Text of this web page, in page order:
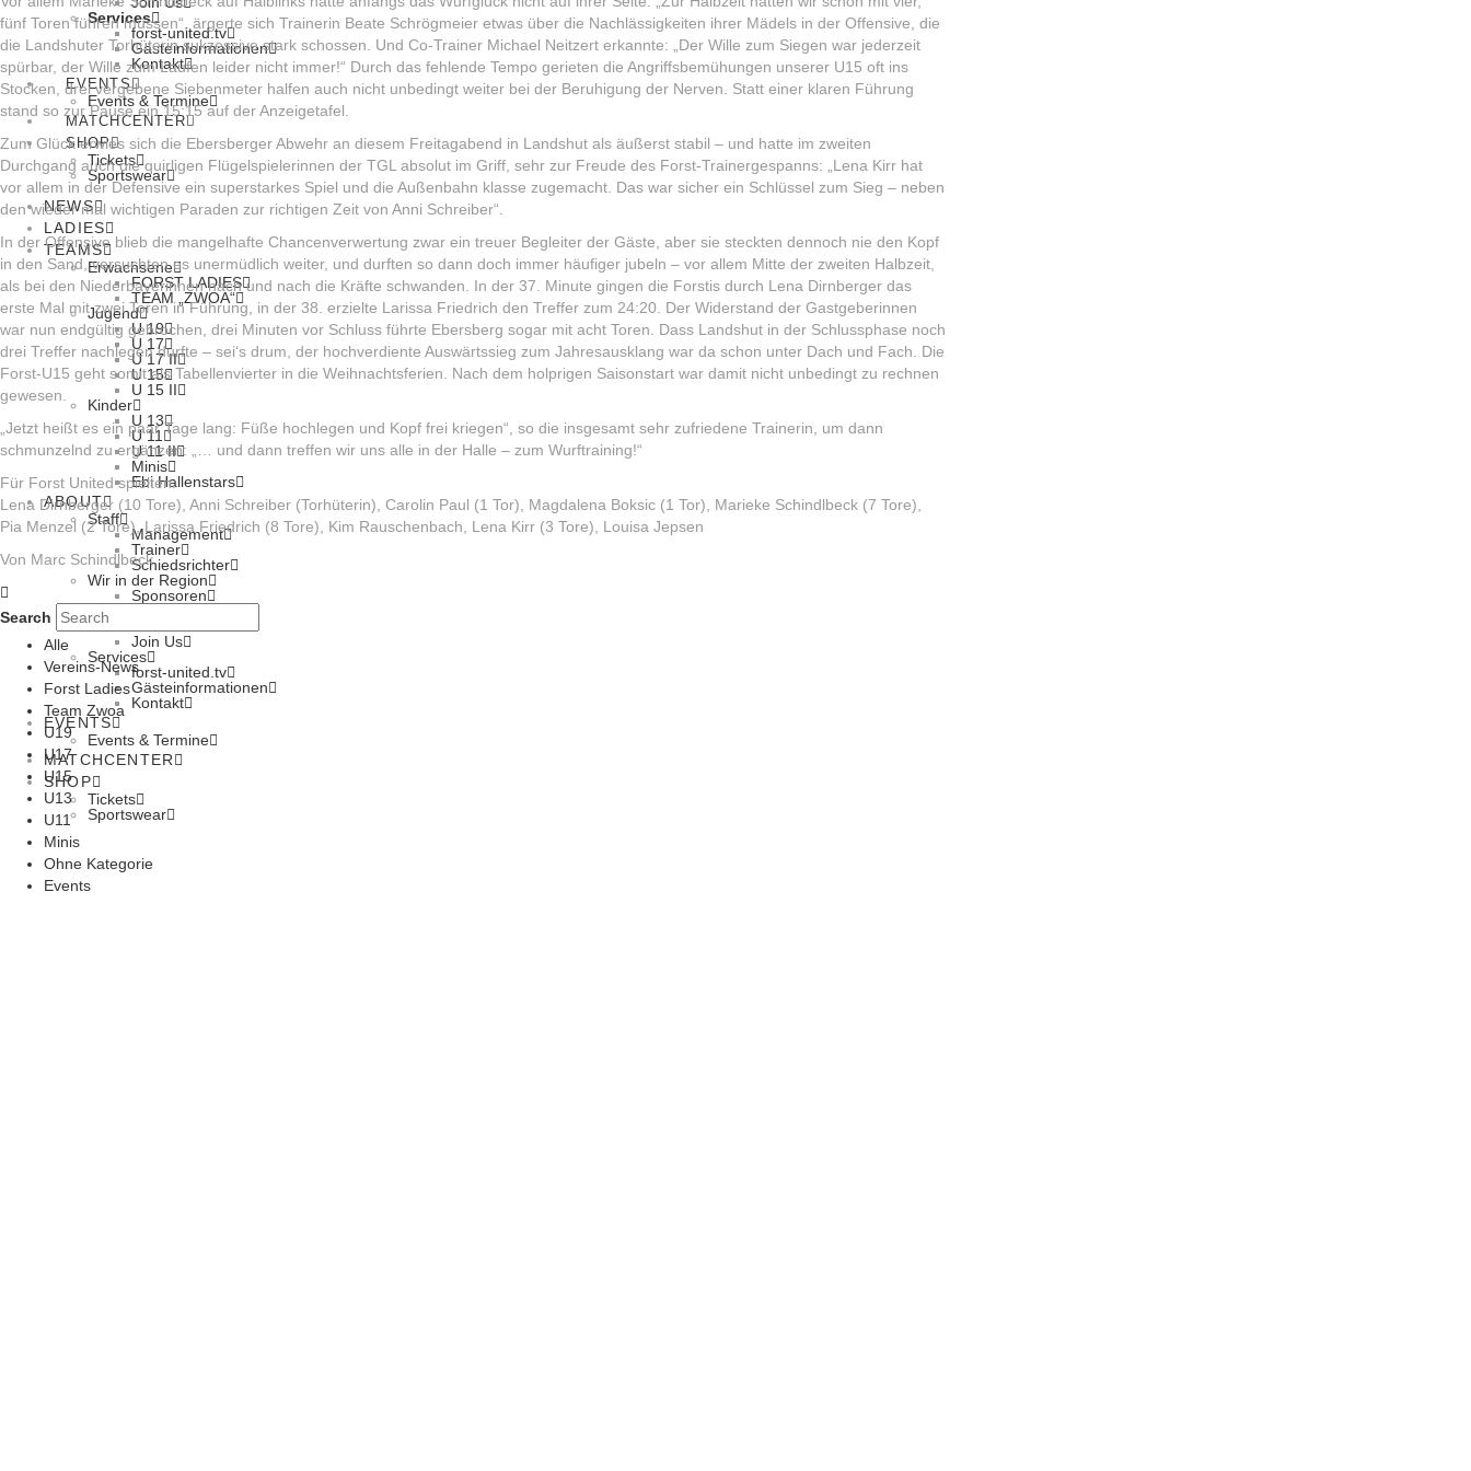
Services
forst-united.tv
Gästeinformationen
Kontakt
EVENTS
Events & Termine
MATCHCENTER
SHOP
Tickets
Sportswear
NEWS
LADIES
TEAMS
Erwachsene
FORST LADIES
TEAM „ZWOA“
Jugend
U 19
U 17
U 17 II
U 15
U 15 II
Kinder
U 13
U 11
U 11 II
Minis
Ebi Hallenstars
ABOUT
Staff
Management
Trainer
Schiedsrichter
Wir in der Region
Sponsoren
Join Us
Services
forst-united.tv
Gästeinformationen
Kontakt
EVENTS
Events & Termine
MATCHCENTER
SHOP
Tickets
Sportswear
fünf Toren führen müssen“, ärgerte sich Trainerin Beate Schrögmeier etwas über die Nachlässigkeiten ihrer Mädels in der Offensive, die
die Landshuter Torhüterin sukzessive stark schossen. Und Co-Trainer Michael Neitzert erkannte: „Der Wille zum Siegen war jederzeit
spürbar, der Wille zum Laufen leider nicht immer!“ Durch das fehlende Tempo gerieten die Angriffsbemühungen unserer U15 oft ins
Stocken, drei vergebene Siebenmeter halfen auch nicht unbedingt weiter bei der Beruhigung der Nerven. Statt einer klaren Führung
stand so zur Pause ein 15:15 auf der Anzeigetafel.
Zum Glück erwies sich die Ebersberger Abwehr an diesem Freitagabend in Landshut als äußerst stabil – und hatte im zweiten
Durchgang auch die quirligen Flügelspielerinnen der TGL absolut im Griff, sehr zur Freude des Forst-Trainergespanns: „Lena Kirr hat
vor allem in der Defensive ein superstarkes Spiel und die Außenbahn klasse zugemacht. Das war sicher ein Schlüssel zum Sieg – neben
den wieder mal wichtigen Paraden zur richtigen Zeit von Anni Schreiber“.
In der Offensive blieb die mangelhafte Chancenverwertung zwar ein treuer Begleiter der Gäste, aber sie steckten dennoch nie den Kopf
in den Sand, versuchten es unermüdlich weiter, und durften so dann doch immer häufiger jubeln – vor allem Mitte der zweiten Halbzeit,
als bei den Niederbayerinnen nach und nach die Kräfte schwanden. In der 37. Minute gingen die Forstis durch Lena Dirnberger das
erste Mal mit zwei Toren in Führung, in der 38. erzielte Larissa Friedrich den Treffer zum 24:20. Der Widerstand der Gastgeberinnen
war nun endgültig gebrochen, drei Minuten vor Schluss führte Ebersberg sogar mit acht Toren. Dass Landshut in der Schlussphase noch
drei Treffer nachlegen durfte – sei‘s drum, der hochverdiente Auswärtssieg zum Jahresausklang war da schon unter Dach und Fach. Die
Forst-U15 geht somit als Tabellenvierter in die Weihnachtsferien. Nach dem holprigen Saisonstart war damit nicht unbedingt zu rechnen
gewesen.
„Jetzt heißt es ein paar Tage lang: Füße hochlegen und Kopf frei kriegen“, so die insgesamt sehr zufriedene Trainerin, um dann
schmunzelnd zu ergänzen: „… und dann treffen wir uns alle in der Halle – zum Wurftraining!“
Für Forst United spielten:
Lena Dirnberger (10 Tore), Anni Schreiber (Torhüterin), Carolin Paul (1 Tor), Magdalena Boksic (1 Tor), Marieke Schindlbeck (7 Tore),
Pia Menzel (2 Tore), Larissa Friedrich (8 Tore), Kim Rauschenbach, Lena Kirr (3 Tore), Louisa Jepsen
Von Marc Schindlbeck
Search
Alle
Vereins-News
Forst Ladies
Team Zwoa
U19
U17
U15
U13
U11
Minis
Ohne Kategorie
Events